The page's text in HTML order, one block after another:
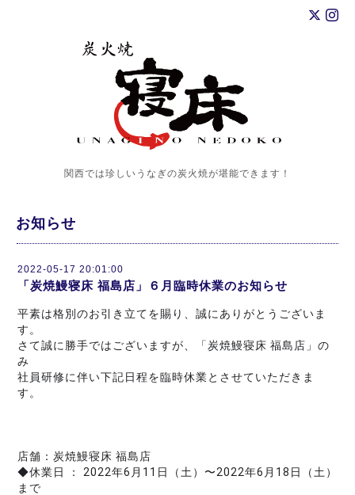
関西では珍しいうなぎの炭火焼が堪能できます！
お知らせ
2022-05-17 20:01:00
「炭焼鰻寝床 福島店」６月臨時休業のお知らせ
平素は格別のお引き立てを賜り、誠にありがとうございま
す。
さて誠に勝手ではございますが、「炭焼鰻寝床 福島店」の
み
社員研修に伴い下記日程を臨時休業とさせていただきま
す。
店舗：炭焼鰻寝床 福島店
◆休業日 ： 2022年6月11日（土）〜2022年6月18日（土）
まで